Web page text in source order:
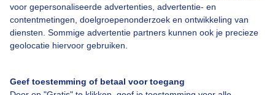
voor gepersonaliseerde advertenties, advertentie- en
contentmetingen, doelgroepenonderzoek en ontwikkeling van
diensten. Sommige advertentie partners kunnen ook je precieze
geolocatie hiervoor gebruiken.
Geef toestemming of betaal voor toegang
Over Buienradar
Bedrijfsgegevens
Contact